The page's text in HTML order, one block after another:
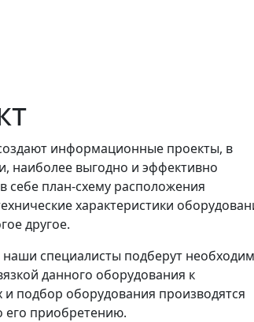
информационные проекты, в
наиболее выгодно и эффективно
план-схему расположения
характеристики
другое.
специалисты подберут
данного оборудования к
подбор оборудования производятся
его приобретению.